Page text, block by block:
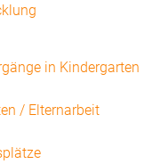
in Kindergarten
/ Elternarbeit